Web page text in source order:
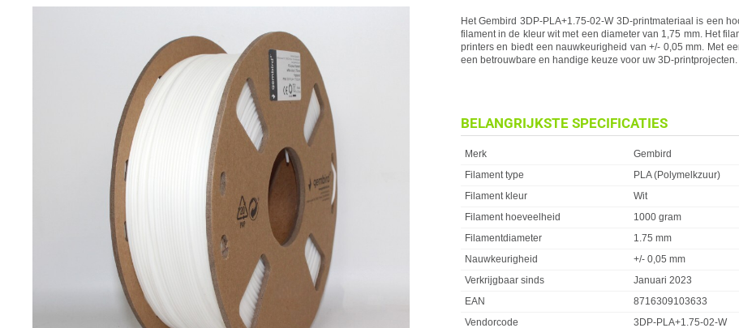
Het Gembird 3DP-PLA+1.75-02-W 3D-printmateriaal is een
filament in de kleur wit met een diameter van 1,75 mm. Het
printers en biedt een nauwkeurigheid van +/- 0,05 mm. Met
een betrouwbare en handige keuze voor uw 3D-printprojecten.
BELANGRIJKSTE SPECIFICATIES
Eigenschap
Merk
Gembird
Filament type
PLA (Polymelkzuur)
Filament kleur
Wit
Filament hoeveelheid
1000 gram
Filamentdiameter
1.75 mm
Nauwkeurigheid
+/- 0,05 mm
Verkrijgbaar sinds
Januari 2023
EAN
8716309103633
Vendorcode
3DP-PLA+1.75-02-W